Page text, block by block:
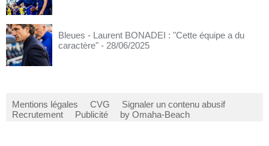
Bleues - Laurent BONADEI : "Cette équipe a du
caractère" - 28/06/2025
Mentions légales CVG
Signaler un contenu abusif
Recrutement
Publicité by Omaha-Beach